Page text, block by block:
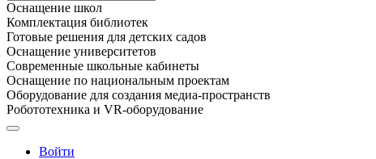
Оснащение школ
Комплектация библиотек
Готовые решения для детских садов
Оснащение университетов
Современные школьные кабинеты
Оснащение по национальным проектам
Оборудование для создания медиа-пространств
Робототехника и VR-оборудование
Войти